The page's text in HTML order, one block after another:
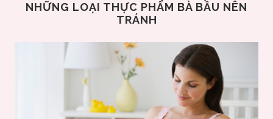
NHỮNG LOẠI THỰC PHẨM BÀ BẦU NÊN
TRÁNH